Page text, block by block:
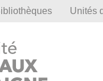
Unités